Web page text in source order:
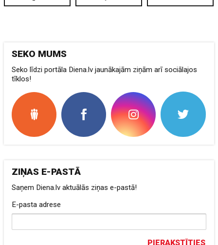
SEKO MUMS
Seko līdzi portāla Diena.lv jaunākajām ziņām arī sociālajos
tīklos!
ZIŅAS E-PASTĀ
Saņem Diena.lv aktuālās ziņas e-pastā!
E-pasta adrese
PIERAKSTĪTIES